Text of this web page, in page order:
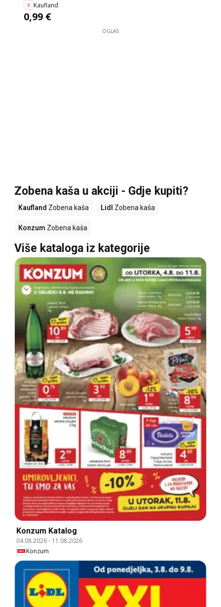
Kaufland
0,99 €
OGLAS
Zobena kaša u akciji - Gdje kupiti?
Kaufland Zobena kaša Lidl Zobena kaša
Konzum Zobena kaša
Više kataloga iz kategorije
Konzum Katalog
04.08.2026- 11.08.2026
Konzum